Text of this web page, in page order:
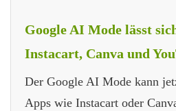
Google AI Mode lässt
Instacart, Canva und
Der Google AI Mode kann
Apps wie Instacart oder